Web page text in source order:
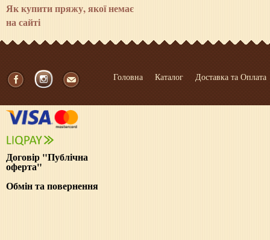
Як купити пряжу, якої немає
на сайті
Договір "Публічна
оферта"
Обмін та повернення
Головна Каталог Доставка та Оплата